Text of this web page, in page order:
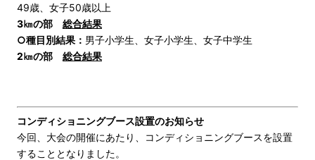
49歳
女子50歳以上
3㎞の部 総合結果
○種目別結果： 男子小学生 女子小学生
女子中学生
2㎞の部 総合結果
コンディショニングブース設置のお知らせ
今回、大会の開催にあたり、コンディショニングブースを設置
することとなりました。